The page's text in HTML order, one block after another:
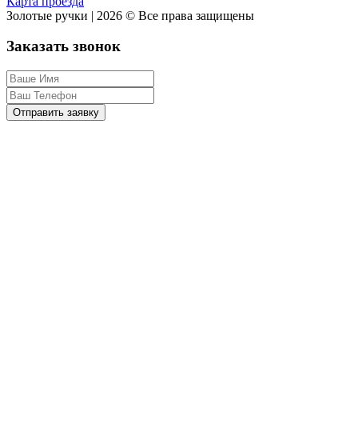
Золотые ручки | 2026 © Все права защищены
Заказать звонок
Отправить заявку